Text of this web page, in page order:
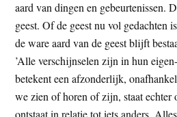
aard van dingen en gebeurtenissen.
geest. Of de geest nu vol gedachten
de ware aard van de geest blijft
’Alle verschijnselen zijn in hun
betekent een afzonderlijk,
we zien of horen of zijn, staat
ontstaat in relatie tot iets anders.